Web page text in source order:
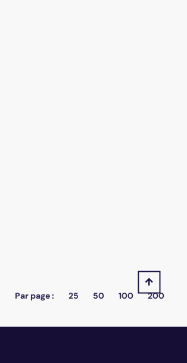
Par page : 25 50 100 200